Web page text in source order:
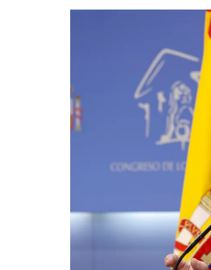
Patricia Valero
07 de febrero de 2023, 18:41
ElPSOEha dado el primer
reformar el sólo sí es sí
cuentan con el apoyo de
atrás y "deshacer ese
cuentan, de momento,